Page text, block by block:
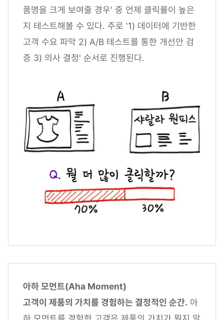
품명을 크게 보여줄 경우' 중 언제 클릭률이 높은
지 테스트해볼 수 있다. 주로 '1) 데이터에 기반한
고객 수요 파악 2) A/B 테스트를 통한 개선안 검
증 3) 의사 결정' 순서로 진행된다.
아하 모먼트(Aha Moment)
고객이 제품의 가치를 경험하는 결정적인 순간. 아